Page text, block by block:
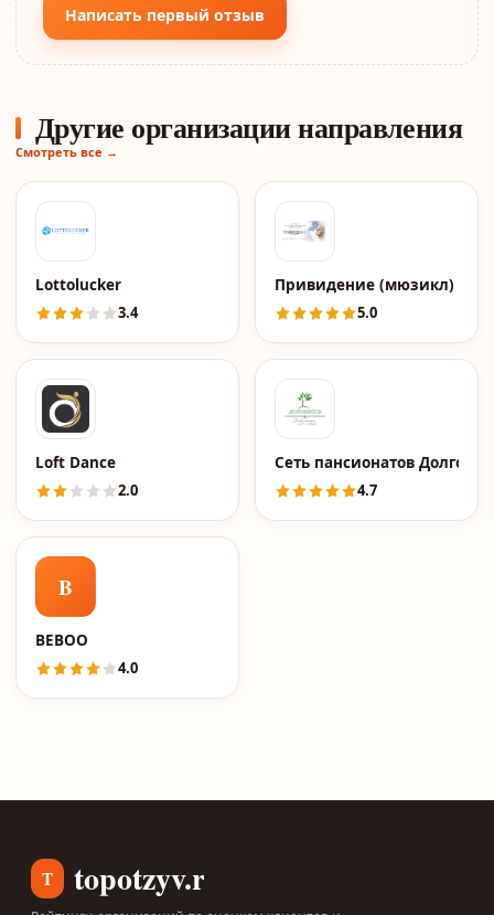
Написать первый отзыв
Другие организации направления
Смотреть все →
Lottolucker
3.4
Привидение (мюзикл)
5.0
Loft Dance
2.0
Сеть пансионатов
4.7
B
BEBOO
4.0
T topotzyv.ru